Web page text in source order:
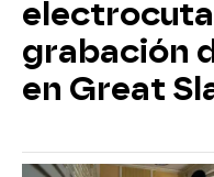
grabación
en Great